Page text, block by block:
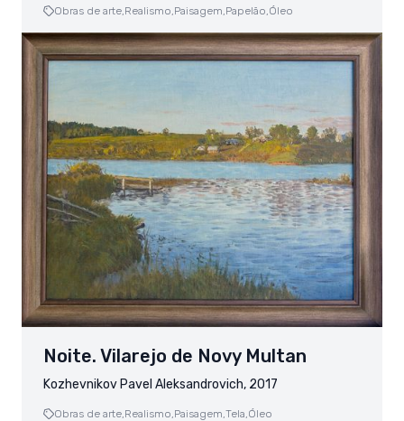
Obras de arte, Realismo, Paisagem, Papelão, Óleo
Noite. Vilarejo de Novy Multan
Kozhevnikov Pavel Aleksandrovich, 2017
Obras de arte,Realismo,Paisagem,Tela,Óleo